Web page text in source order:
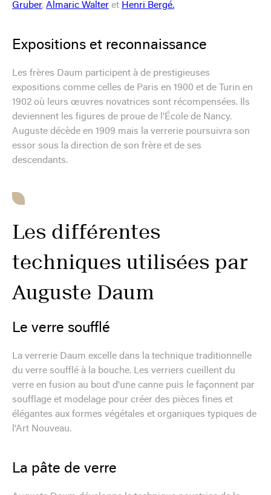
Gruber, Almaric Walter et Henri Bergé.
Expositions et reconnaissance
Les frères Daum participent à de prestigieuses
expositions comme celles de Paris en 1900 et de Turin en
1902 où leurs œuvres novatrices sont récompensées. Ils
deviennent les figures de proue de l'École de Nancy.
Auguste décède en 1909 mais la verrerie poursuivra son
essor sous la direction de son frère et de ses
descendants.
Les différentes
techniques utilisées par
Auguste Daum
Le verre soufflé
La verrerie Daum excelle dans la technique traditionnelle
du verre soufflé à la bouche. Les verriers cueillent du
verre en fusion au bout d'une canne puis le façonnent par
soufflage et modelage pour créer des pièces fines et
élégantes aux formes végétales et organiques typiques de
l'Art Nouveau.
La pâte de verre